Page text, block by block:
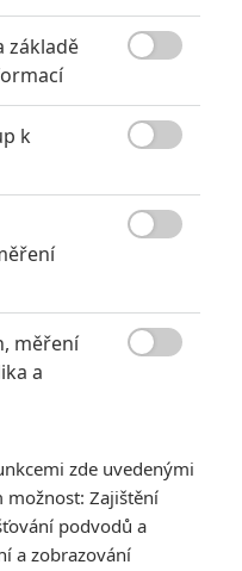
| 06.03.2020 07:27
*/10
Zatím nehodnoceno
základě
k
měření
a
zde uvedenými
možnost: Zajištění
podvodů a
a zobrazování